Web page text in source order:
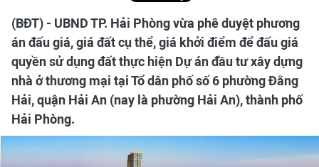
(BĐT) - UBND TP. Hải Phòng vừa phê duyệt phương
án đấu giá, giá đất cụ thể, giá khởi điểm để đấu giá
quyền sử dụng đất thực hiện Dự án đầu tư xây dựng
nhà ở thương mại tại Tổ dân phố số 6 phường Đằng
Hải, quận Hải An (nay là phường Hải An), thành phố
Hải Phòng.